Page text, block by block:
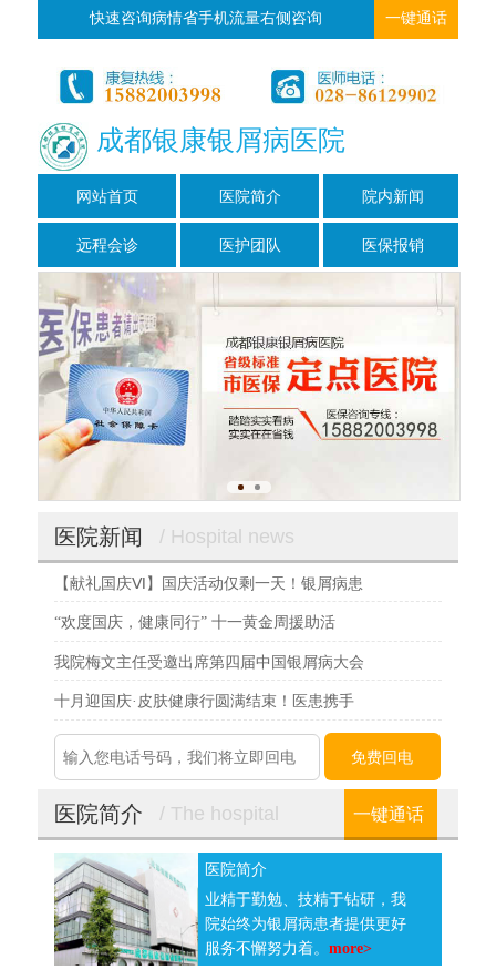
快速咨询病情省手机流量右侧咨询 一键通话
成都银康银屑病医院
网站首页 医院简介 院内新闻
远程会诊 医护团队 医保报销
医院新闻 / Hospital news
【献礼国庆Ⅵ】国庆活动仅剩一天！银屑病患
“欢度国庆，健康同行” 十一黄金周援助活
我院梅文主任受邀出席第四届中国银屑病大会
十月迎国庆·皮肤健康行圆满结束！医患携手
医院简介 / The hospital 一键通话
医院简介
业精于勤勉、技精于钻研，我
院始终为银屑病患者提供更好
服务不懈努力着。more>